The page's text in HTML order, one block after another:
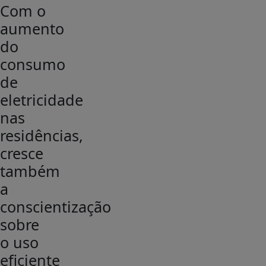
Com o
aumento
do
consumo
de
eletricidade
nas
residências,
cresce
também
a
conscientização
sobre
o uso
eficiente